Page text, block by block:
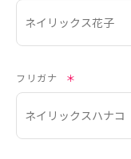
フリガナ ＊